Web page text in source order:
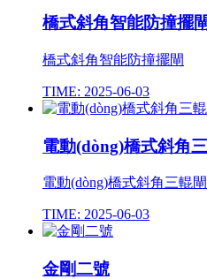
橋式斜角智能防撞擺
橋式斜角智能防撞擺閘
TIME: 2025-06-03
電動(dòng)橋式斜角
電動(dòng)橋式斜角三輥
TIME: 2025-06-03
金剛二號